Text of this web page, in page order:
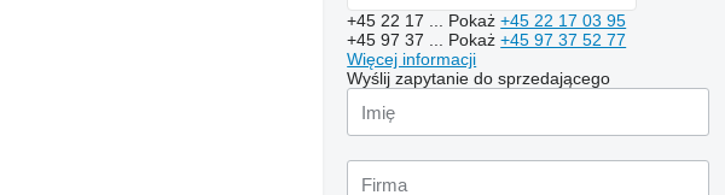
+45 22 17 ... Pokaż+45 22 17 03 95
+45 97 37 ... Pokaż+45 97 37 52 77
Więcej informacji
Wyślij zapytanie do sprzedającego